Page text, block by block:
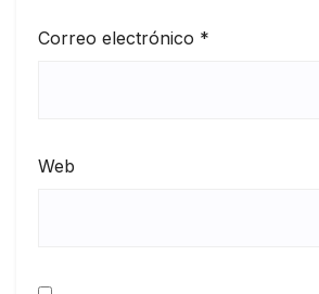
Correo electrónico *
Web